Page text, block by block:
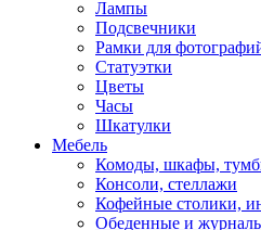
Лампы
Подсвечники
Рамки для
Статуэтки
Цветы
Часы
Шкатулки
Мебель
Комоды, шкафы,
Консоли, стеллажи
Кофейные столики,
Обеденные и